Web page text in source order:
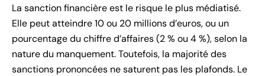
La sanction financière est le risque le plus médiatisé.
Elle peut atteindre 10 ou 20 millions d’euros, ou un
pourcentage du chiffre d’affaires (2 % ou 4 %), selon la
nature du manquement. Toutefois, la majorité des
sanctions prononcées ne saturent pas les plafonds. Le